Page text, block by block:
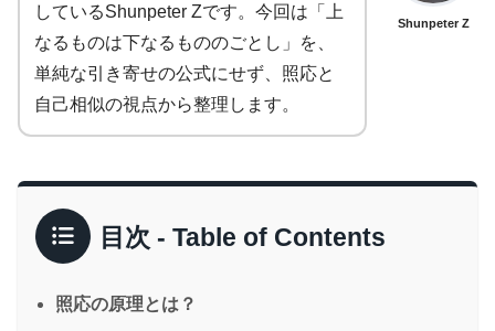
しているShunpeter Zです。今回は「上
なるものは下なるもののごとし」を、
単純な引き寄せの公式にせず、照応と
自己相似の視点から整理します。
Shunpeter Z
目次 - Table of Contents
照応の原理とは？